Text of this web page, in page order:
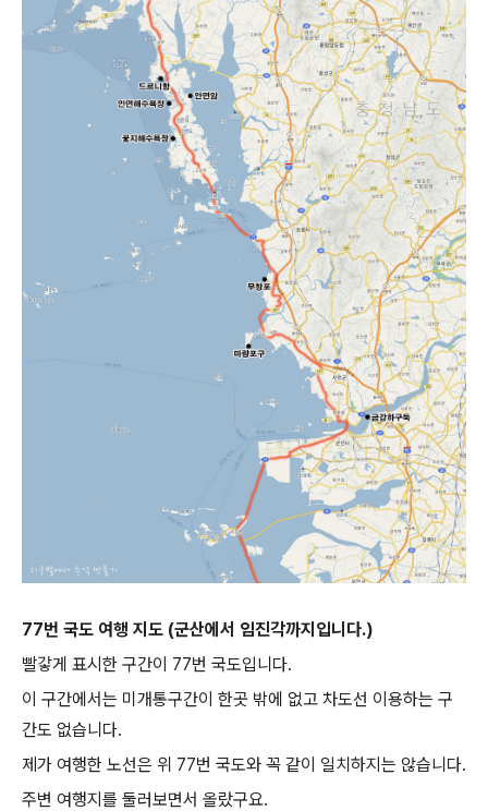
77번 국도 여행 지도 (군산에서 임진각까지입니다.)
빨갛게 표시한 구간이 77번 국도입니다.
이 구간에서는 미개통구간이 한곳 밖에 없고 차도선 이용하는 구
간도 없습니다.
제가 여행한 노선은 위 77번 국도와 꼭 같이 일치하지는 않습니다.
주변 여행지를 둘러보면서 올랐구요.